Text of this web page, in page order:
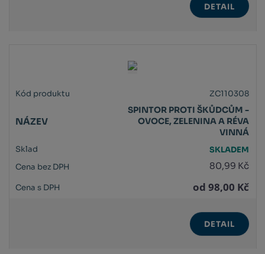
DETAIL
ZC110308
SPINTOR PROTI ŠKŮDCŮM -
OVOCE, ZELENINA A RÉVA
VINNÁ
SKLADEM
80,99 Kč
od98,00 Kč
DETAIL